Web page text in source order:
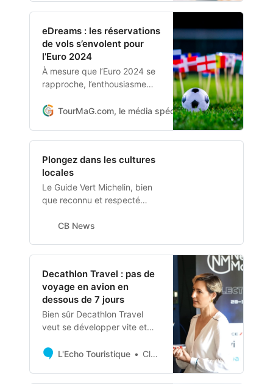
eDreams : les réservations
de vols s’envolent pour
l’Euro 2024
À mesure que l’Euro 2024 se
rapproche, l’enthousiasme
vous sportif ne cesse de
en Allemagne, eDreams, a
examiné de près les
tendances de réservations
de vols pour cet
TourMaG.com, le média spécialiste du tourisme
Plongez dans les cultures
locales
Le Guide Vert Michelin, bien
que reconnu et respecté
s’adapter aux nouvelles
ces dernières années,
notamment la pandémie de
Covid-19, l’essor du
télétravail, la multiplication
des courts séjour…
CB News
Decathlon Travel : pas de
voyage en avion en
dessous de 7 jours
Bien sûr Decathlon Travel
veut se développer vite et
de certaines valeurs quelle a
L'Echo Touristique Clément Peltier